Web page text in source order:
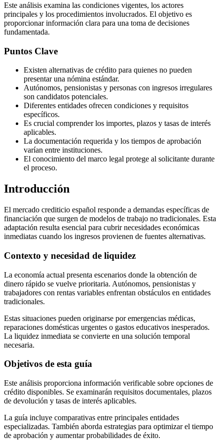
Este análisis examina las condiciones vigentes, los actores
principales y los procedimientos involucrados. El objetivo es
proporcionar información clara para una toma de decisiones
fundamentada.
Puntos Clave
Existen alternativas de crédito para quienes no pueden
presentar una nómina estándar.
Autónomos, pensionistas y personas con ingresos irregulares
son candidatos potenciales.
Diferentes entidades ofrecen condiciones y requisitos
específicos.
Es crucial comprender los importes, plazos y tasas de interés
aplicables.
La documentación requerida y los tiempos de aprobación
varían entre instituciones.
El conocimiento del marco legal protege al solicitante durante
el proceso.
Introducción
El mercado crediticio español responde a demandas específicas de
financiación que surgen de modelos de trabajo no tradicionales. Esta
adaptación resulta esencial para cubrir necesidades económicas
inmediatas cuando los ingresos provienen de fuentes alternativas.
Contexto y necesidad de liquidez
La economía actual presenta escenarios donde la obtención de
dinero rápido se vuelve prioritaria. Autónomos, pensionistas y
trabajadores con rentas variables enfrentan obstáculos en entidades
tradicionales.
Estas situaciones pueden originarse por emergencias médicas,
reparaciones domésticas urgentes o gastos educativos inesperados.
La liquidez inmediata se convierte en una solución temporal
necesaria.
Objetivos de esta guía
Este análisis proporciona información verificable sobre opciones de
crédito disponibles. Se examinarán requisitos documentales, plazos
de devolución y tasas de interés aplicables.
La guía incluye comparativas entre principales entidades
especializadas. También aborda estrategias para optimizar el tiempo
de aprobación y aumentar probabilidades de éxito.